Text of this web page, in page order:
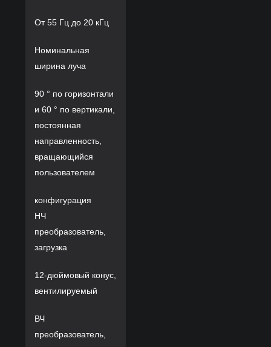
От 55 Гц до 20 кГц
Номинальная
ширина луча
90 ° по горизонтали
и 60 ° по вертикали,
постоянная
направленность,
вращающийся
пользователем
конфигурация
НЧ
преобразователь,
загрузка
12-дюймовый конус,
вентилируемый
ВЧ
преобразователь,